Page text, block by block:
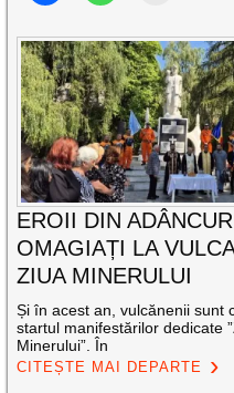
EROII DIN
OMAGIAȚI LA
ZIUA MINERULUI
Și în acest an, vulcănenii sunt
startul manifestărilor dedicate
Minerului”. În
CITEȘTE MAI DEPARTE